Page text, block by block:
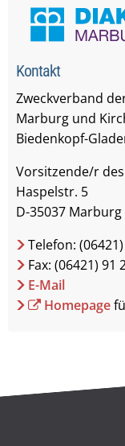
Kontakt
Zweckverband
Marburg und
Biedenkopf-
Vorsitzende/r
Haspelstr. 5
D-35037 Marburg
Telefon:
Fax: (06421) 91
E-Mail
Homepage